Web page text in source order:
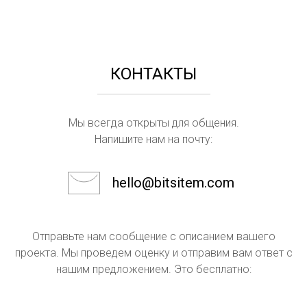
КОНТАКТЫ
Мы всегда открыты для общения.
Напишите нам на почту:
hello@bitsitem.com
Отправьте нам сообщение с описанием вашего
проекта. Мы проведем оценку и отправим вам ответ с
нашим предложением. Это бесплатно: